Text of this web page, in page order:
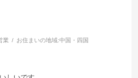
業 お住まいの地域:中国・四国